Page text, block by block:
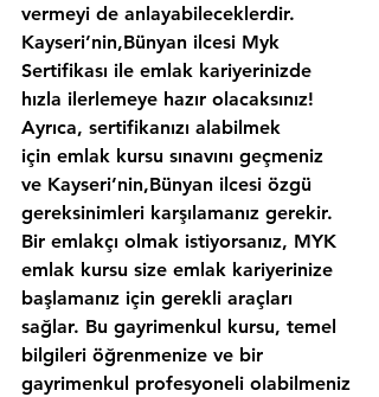
vermeyi de anlayabileceklerdir.
Kayseri’nin,Bünyan ilcesi Myk
Sertifikası ile emlak kariyerinizde
hızla ilerlemeye hazır olacaksınız!
Ayrıca, sertifikanızı alabilmek
için emlak kursu sınavını geçmeniz
ve Kayseri’nin,Bünyan ilcesi özgü
gereksinimleri karşılamanız gerekir.
Bir emlakçı olmak istiyorsanız, MYK
emlak kursu size emlak kariyerinize
başlamanız için gerekli araçları
sağlar. Bu gayrimenkul kursu, temel
bilgileri öğrenmenize ve bir
gayrimenkul profesyoneli olabilmeniz